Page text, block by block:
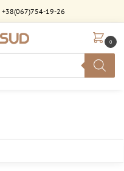
+38(067)754-19-26
0